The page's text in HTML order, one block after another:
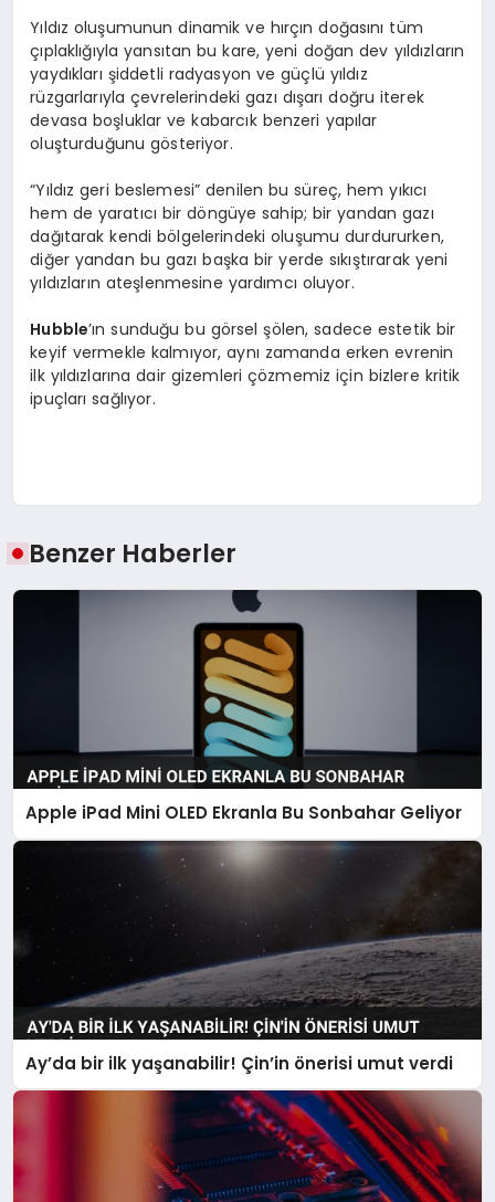
Yıldız oluşumunun dinamik ve hırçın doğasını tüm
çıplaklığıyla yansıtan bu kare, yeni doğan dev yıldızların
yaydıkları şiddetli radyasyon ve güçlü yıldız
rüzgarlarıyla çevrelerindeki gazı dışarı doğru iterek
devasa boşluklar ve kabarcık benzeri yapılar
oluşturduğunu gösteriyor.
“Yıldız geri beslemesi” denilen bu süreç, hem yıkıcı
hem de yaratıcı bir döngüye sahip; bir yandan gazı
dağıtarak kendi bölgelerindeki oluşumu durdururken,
diğer yandan bu gazı başka bir yerde sıkıştırarak yeni
yıldızların ateşlenmesine yardımcı oluyor.
Hubble’ın sunduğu bu görsel şölen, sadece estetik bir
keyif vermekle kalmıyor, aynı zamanda erken evrenin
ilk yıldızlarına dair gizemleri çözmemiz için bizlere kritik
ipuçları sağlıyor.
Benzer Haberler
Apple iPad Mini OLED Ekranla Bu Sonbahar Geliyor
Ay’da bir ilk yaşanabilir! Çin’in önerisi umut verdi